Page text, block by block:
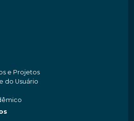
e Projetos
do Usuário